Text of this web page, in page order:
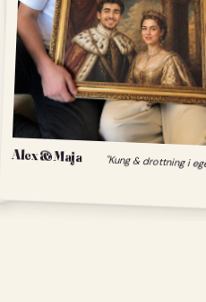
Alex & Maja "Kung & drottning i